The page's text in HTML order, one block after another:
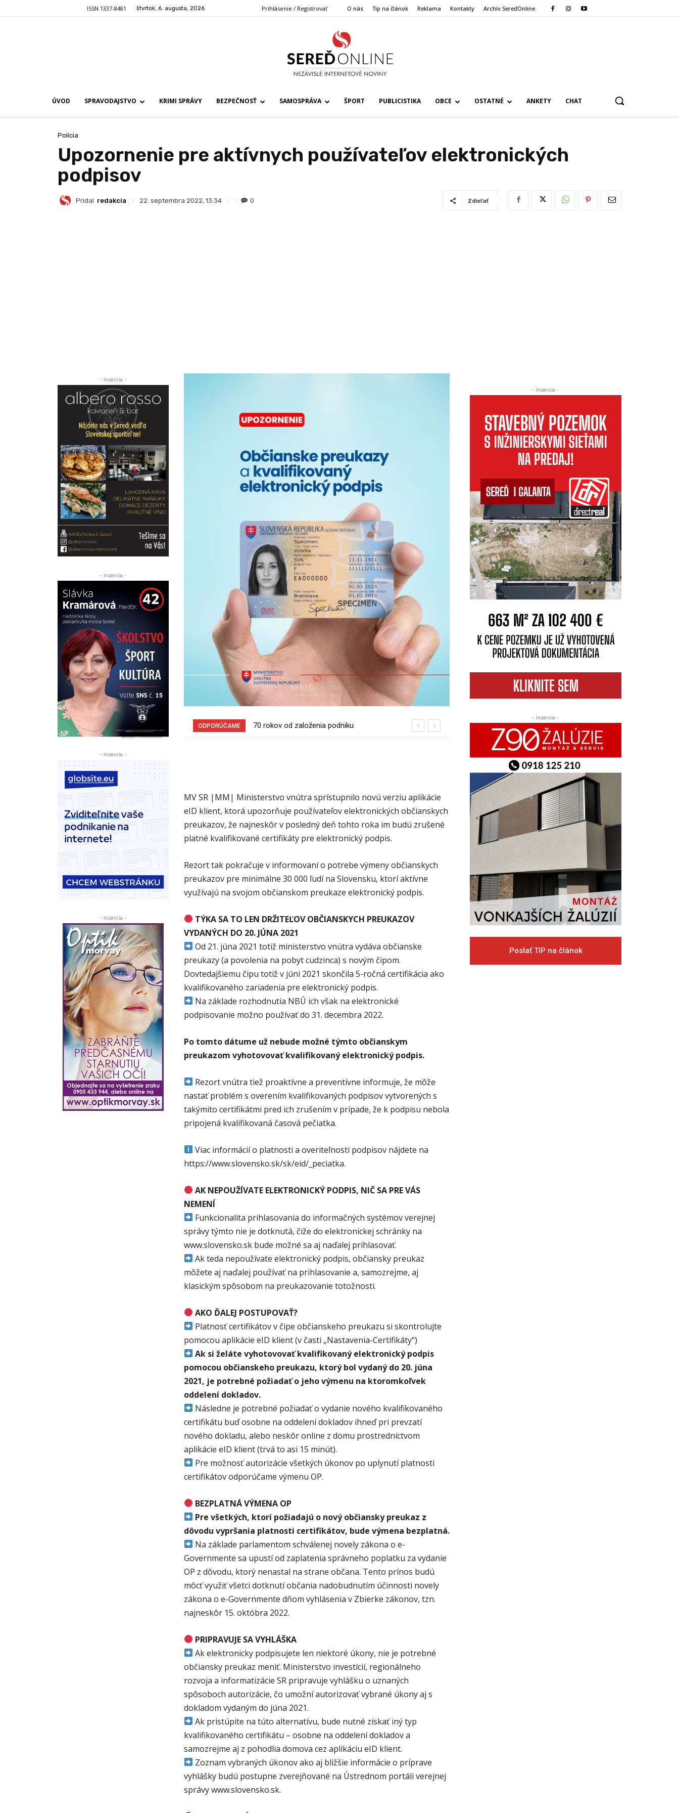
ISSN 1337-8481 štvrtok, 6. augusta, 2026 Prihlásenie / Registrovať O nás Tip na článok Reklama Kontakty Archív SereďOnline
ÚVOD SPRAVODAJSTVO KRIMI SPRÁVY BEZPEČNOSŤ SAMOSPRÁVA ŠPORT PUBLICISTIKA OBCE OSTATNÉ ANKETY CHAT
Polícia
Upozornenie pre aktívnych používateľov elektronických
podpisov
Pridal redakcia 22. septembra 2022, 13:34 0 Zdieľať
- Inzercia -
- Inzercia -
- Inzercia -
- Inzercia -
ODPORÚČAME
70 rokov od založenia podniku
Burina pri cyklotrase Sereď – Šúrovce
MV SR |MM| Ministerstvo vnútra sprístupnilo novú verziu aplikácie
eID klient, ktorá upozorňuje používateľov elektronických občianskych
preukazov, že najneskôr v posledný deň tohto roka im budú zrušené
platné kvalifikované certifikáty pre elektronický podpis.
Rezort tak pokračuje v informovaní o potrebe výmeny občianskych
preukazov pre minimálne 30 000 ľudí na Slovensku, ktorí aktívne
využívajú na svojom občianskom preukaze elektronický podpis.
TÝKA SA TO LEN DRŽITEĽOV OBČIANSKYCH PREUKAZOV
VYDANÝCH DO 20. JÚNA 2021
Od 21. júna 2021 totiž ministerstvo vnútra vydáva občianske
preukazy (a povolenia na pobyt cudzinca) s novým čipom.
Dovtedajšiemu čipu totiž v júni 2021 skončila 5-ročná certifikácia ako
kvalifikovaného zariadenia pre elektronický podpis.
Na základe rozhodnutia NBÚ ich však na elektronické
podpisovanie možno používať do 31. decembra 2022.
Po tomto dátume už nebude možné týmto občianskym
preukazom vyhotovovať kvalifikovaný elektronický podpis.
Rezort vnútra tiež proaktívne a preventívne informuje, že môže
nastať problém s overením kvalifikovaných podpisov vytvorených s
takýmito certifikátmi pred ich zrušením v prípade, že k podpisu nebola
pripojená kvalifikovaná časová pečiatka.
Viac informácií o platnosti a overiteľnosti podpisov nájdete na
https://www.slovensko.sk/sk/eid/_peciatka.
AK NEPOUŽÍVATE ELEKTRONICKÝ PODPIS, NIČ SA PRE VÁS
NEMENÍ
Funkcionalita prihlasovania do informačných systémov verejnej
správy týmto nie je dotknutá, čiže do elektronickej schránky na
www.slovensko.sk bude možné sa aj naďalej prihlasovať.
Ak teda nepoužívate elektronický podpis, občiansky preukaz
môžete aj naďalej používať na prihlasovanie a, samozrejme, aj
klasickým spôsobom na preukazovanie totožnosti.
AKO ĎALEJ POSTUPOVAŤ?
Platnosť certifikátov v čipe občianskeho preukazu si skontrolujte
pomocou aplikácie eID klient (v časti „Nastavenia-Certifikáty“)
Ak si želáte vyhotovovať kvalifikovaný elektronický podpis
pomocou občianskeho preukazu, ktorý bol vydaný do 20. júna
2021, je potrebné požiadať o jeho výmenu na ktoromkoľvek
oddelení dokladov.
Následne je potrebné požiadať o vydanie nového kvalifikovaného
certifikátu buď osobne na oddelení dokladov ihneď pri prevzatí
nového dokladu, alebo neskôr online z domu prostredníctvom
aplikácie eID klient (trvá to asi 15 minút).
Pre možnosť autorizácie všetkých úkonov po uplynutí platnosti
certifikátov odporúčame výmenu OP.
BEZPLATNÁ VÝMENA OP
Pre všetkých, ktorí požiadajú o nový občiansky preukaz z
dôvodu vypršania platnosti certifikátov, bude výmena bezplatná.
Na základe parlamentom schválenej novely zákona o e-
Governmente sa upustí od zaplatenia správneho poplatku za vydanie
OP z dôvodu, ktorý nenastal na strane občana. Tento prínos budú
môcť využiť všetci dotknutí občania nadobudnutím účinnosti novely
zákona o e-Governmente dňom vyhlásenia v Zbierke zákonov, tzn.
najneskôr 15. októbra 2022.
PRIPRAVUJE SA VYHLÁŠKA
Ak elektronicky podpisujete len niektoré úkony, nie je potrebné
občiansky preukaz meniť. Ministerstvo investícií, regionálneho
rozvoja a informatizácie SR pripravuje vyhlášku o uznaných
spôsoboch autorizácie, čo umožní autorizovať vybrané úkony aj s
dokladom vydaným do júna 2021.
Ak pristúpite na túto alternatívu, bude nutné získať iný typ
kvalifikovaného certifikátu – osobne na oddelení dokladov a
samozrejme aj z pohodlia domova cez aplikáciu eID klient.
Zoznam vybraných úkonov ako aj bližšie informácie o príprave
vyhlášky budú postupne zverejňované na Ústrednom portáli verejnej
správy www.slovensko.sk.
- Inzercia -
- Inzercia -
Poslať TIP na článok